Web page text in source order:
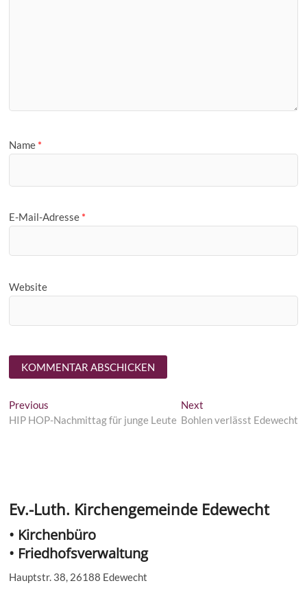
Name *
E-Mail-Adresse *
Website
Beitragsnavigation
Previous
post:
HIP HOP-Nachmittag für junge Leute
NextNext
post:
Bohlen verlässt Edewecht
Ev.-Luth. Kirchengemeinde Edewecht
• Kirchenbüro
• Friedhofsverwaltung
Hauptstr. 38, 26188 Edewecht